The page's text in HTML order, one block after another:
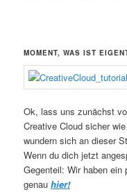
MOMENT, WAS IST
Ok, lass uns zunächst
Creative Cloud sicher
wundern sich an dieser
Wenn du dich jetzt
Gegenteil: Wir haben
genauhier!